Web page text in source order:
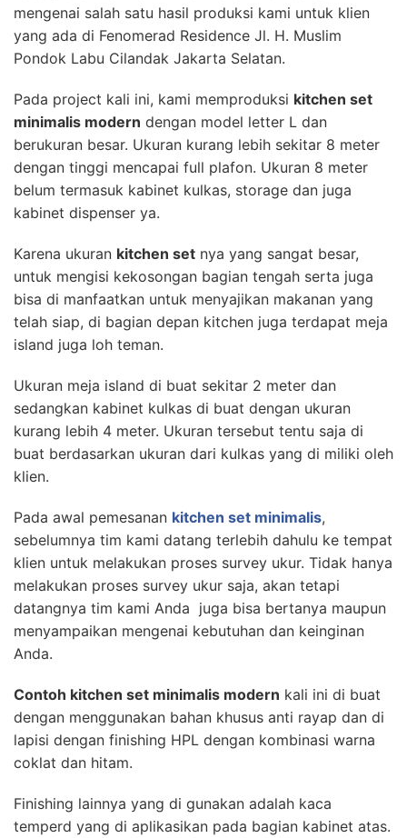
mengenai salah satu hasil produksi kami untuk klien
yang ada di Fenomerad Residence Jl. H. Muslim
Pondok Labu Cilandak Jakarta Selatan.
Pada project kali ini, kami memproduksi kitchen set
minimalis modern dengan model letter L dan
berukuran besar. Ukuran kurang lebih sekitar 8 meter
dengan tinggi mencapai full plafon. Ukuran 8 meter
belum termasuk kabinet kulkas, storage dan juga
kabinet dispenser ya.
Karena ukuran kitchen set nya yang sangat besar,
untuk mengisi kekosongan bagian tengah serta juga
bisa di manfaatkan untuk menyajikan makanan yang
telah siap, di bagian depan kitchen juga terdapat meja
island juga loh teman.
Ukuran meja island di buat sekitar 2 meter dan
sedangkan kabinet kulkas di buat dengan ukuran
kurang lebih 4 meter. Ukuran tersebut tentu saja di
buat berdasarkan ukuran dari kulkas yang di miliki oleh
klien.
Pada awal pemesanan kitchen set minimalis,
sebelumnya tim kami datang terlebih dahulu ke tempat
klien untuk melakukan proses survey ukur. Tidak hanya
melakukan proses survey ukur saja, akan tetapi
datangnya tim kami Anda juga bisa bertanya maupun
menyampaikan mengenai kebutuhan dan keinginan
Anda.
Contoh kitchen set minimalis modern kali ini di buat
dengan menggunakan bahan khusus anti rayap dan di
lapisi dengan finishing HPL dengan kombinasi warna
coklat dan hitam.
Finishing lainnya yang di gunakan adalah kaca
temperd yang di aplikasikan pada bagian kabinet atas.